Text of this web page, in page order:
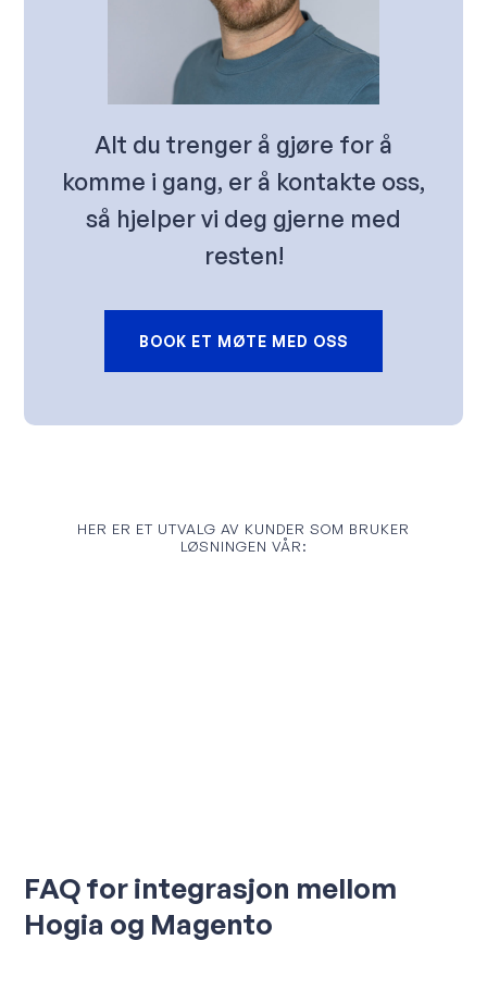
Alt du trenger å gjøre for å
komme i gang, er å kontakte oss,
så hjelper vi deg gjerne med
resten!
BOOK ET MØTE MED OSS
HER ER ET UTVALG AV KUNDER SOM BRUKER
LØSNINGEN VÅR:
FAQ for integrasjon mellom
Hogia og Magento